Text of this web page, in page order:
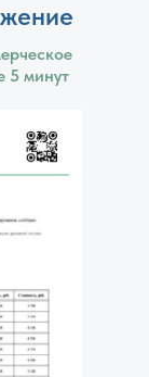
5 минут